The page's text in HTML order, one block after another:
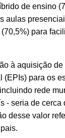
de ensino
aulas
para
à aquisição
(EPIs) para os
rede
- seria de cerca
desse valor